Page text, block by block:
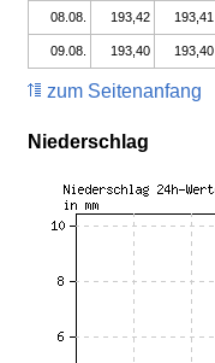
08.08. 193,42 193,41
09.08. 193,40 193,40
zum Seitenanfang
Niederschlag